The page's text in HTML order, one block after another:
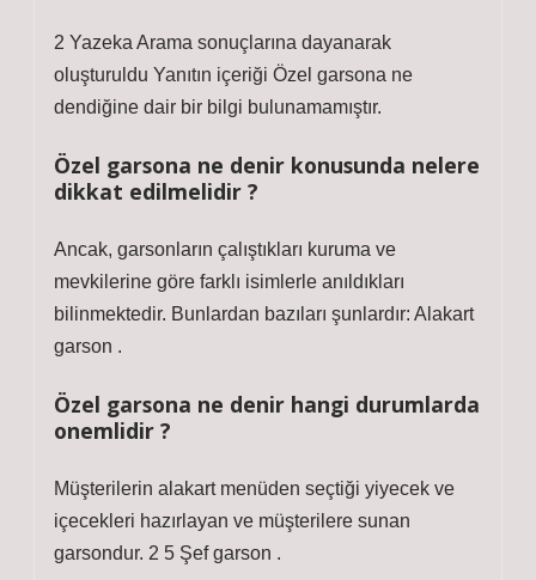
2 Yazeka Arama sonuçlarına dayanarak
oluşturuldu Yanıtın içeriği Özel garsona ne
dendiğine dair bir bilgi bulunamamıştır.
Özel garsona ne denir konusunda nelere
dikkat edilmelidir ?
Ancak, garsonların çalıştıkları kuruma ve
mevkilerine göre farklı isimlerle anıldıkları
bilinmektedir. Bunlardan bazıları şunlardır: Alakart
garson .
Özel garsona ne denir hangi durumlarda
onemlidir ?
Müşterilerin alakart menüden seçtiği yiyecek ve
içecekleri hazırlayan ve müşterilere sunan
garsondur. 2 5 Şef garson .